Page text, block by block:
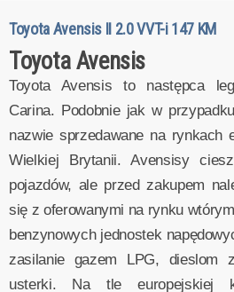
Toyota Avensis II 2.0 VVT-i 147 KM
Toyota Avensis
Toyota Avensis to następca
Carina. Podobnie jak w
nazwie sprzedawane na rynkach
Wielkiej Brytanii. Avensisy
pojazdów, ale przed zakupem
się z oferowanymi na rynku
benzynowych jednostek
zasilanie gazem LPG, dieslom
usterki. Na tle europejskiej